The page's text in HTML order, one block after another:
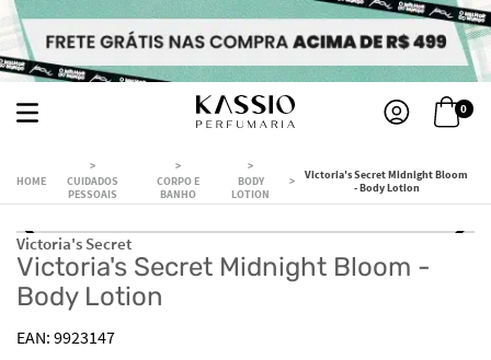
0
CUIDADOS
PESSOAIS
CORPO E
BANHO
BODY
LOTION
Victoria's Secret Midnight Bloom
- Body Lotion
Victoria's Secret
Victoria's Secret Midnight Bloom -
Body Lotion
9923147